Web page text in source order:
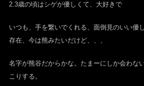
2.3歳の頃はシゲが優しくて、大好きで
いつも、手を繋いでくれる、面倒見のいい優
存在、今は熊みたいだけど、、、
名字が熊谷だからかな。たまーにしか会わな
こりする。